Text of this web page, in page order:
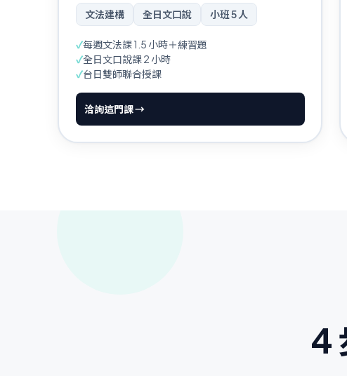
文法建構 全日文口說 小班 5 人
✓每週文法課 1.5 小時＋練習題
✓全日文口說課 2 小時
✓台日雙師聯合授課
洽詢這門課 →
4